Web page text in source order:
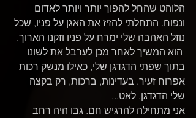
הלוהט שהחל להפוך יותר ויותר לאדום
ונפוח. התחלתי להזיז את האגן על פניו, שכל
נוזל האהבה שלי ימרח על פניו וזקנו הארוך.
הוא המשיך לאחר מכן לערבל את לשונו
בתוך שפתי הדגדגן שלי, כאילו מנשק רכות
אפרוח זעיר. בעדינות, ברכות, רק בקצה
שלי הדגדגן. לאט...
אני מתחילה להרגיש חם. גבו היה רחב